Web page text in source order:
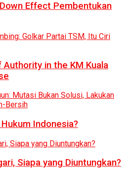
Effect Pembentukan
in the KM Kuala
Indonesia?
Siapa yang Diuntungkan?